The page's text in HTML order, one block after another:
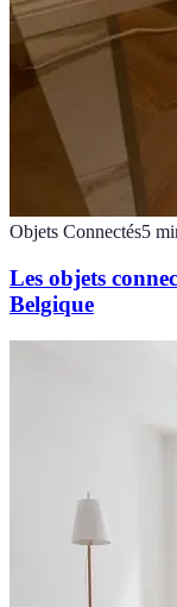
Objets Connectés5
Les objets
Belgique